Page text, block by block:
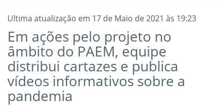
Ultima atualização em 17 de Maio de 2021 às 19:23
Em ações pelo projeto no
âmbito do PAEM, equipe
distribui cartazes e publica
vídeos informativos sobre a
pandemia